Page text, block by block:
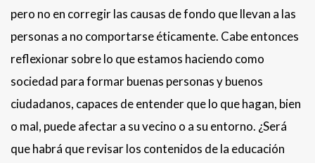
pero no en corregir las causas de fondo que llevan a las
personas a no comportarse éticamente. Cabe entonces
reflexionar sobre lo que estamos haciendo como
sociedad para formar buenas personas y buenos
ciudadanos, capaces de entender que lo que hagan, bien
o mal, puede afectar a su vecino o a su entorno. ¿Será
que habrá que revisar los contenidos de la educación